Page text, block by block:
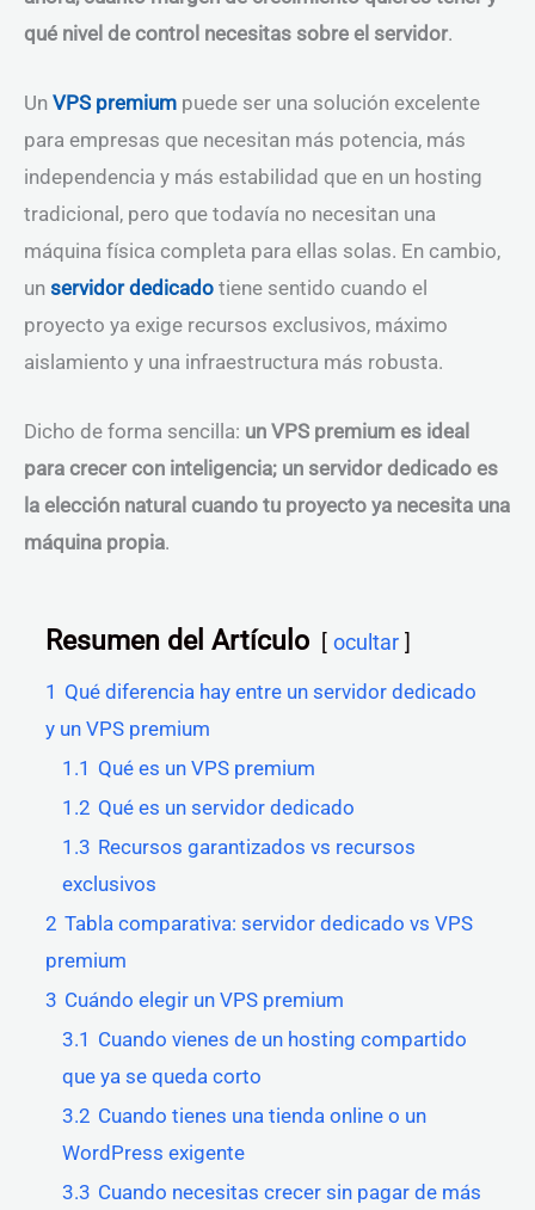
qué nivel de control necesitas sobre el servidor.
Un VPS premium puede ser una solución excelente
para empresas que necesitan más potencia, más
independencia y más estabilidad que en un hosting
tradicional, pero que todavía no necesitan una
máquina física completa para ellas solas. En cambio,
un servidor dedicado tiene sentido cuando el
proyecto ya exige recursos exclusivos, máximo
aislamiento y una infraestructura más robusta.
Dicho de forma sencilla: un VPS premium es ideal
para crecer con inteligencia; un servidor dedicado es
la elección natural cuando tu proyecto ya necesita una
máquina propia.
Resumen del Artículo ocultar
1 Qué diferencia hay entre un servidor dedicado
y un VPS premium
1.1 Qué es un VPS premium
1.2 Qué es un servidor dedicado
1.3 Recursos garantizados vs recursos
exclusivos
2 Tabla comparativa: servidor dedicado vs VPS
premium
3 Cuándo elegir un VPS premium
3.1 Cuando vienes de un hosting compartido
que ya se queda corto
3.2 Cuando tienes una tienda online o un
WordPress exigente
3.3 Cuando necesitas crecer sin pagar de más